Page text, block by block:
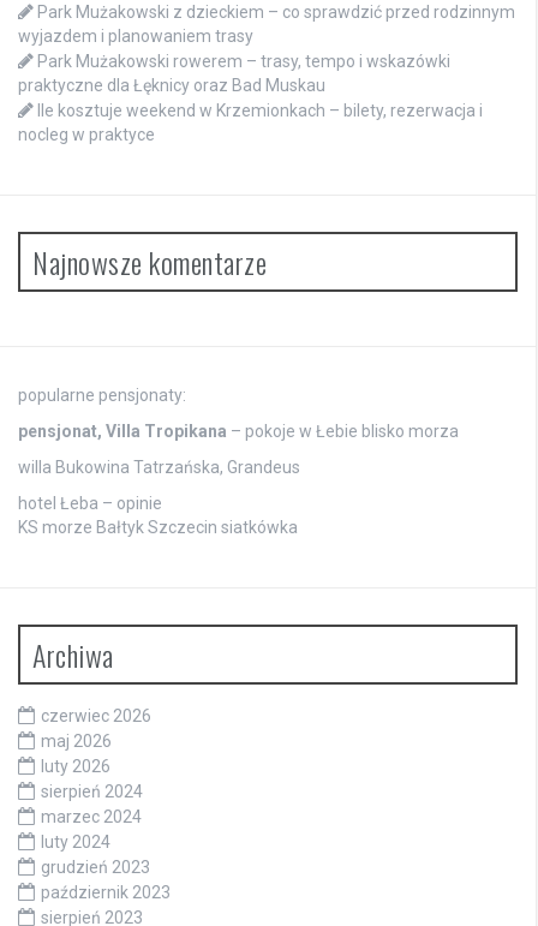
Park Mużakowski z dzieckiem – co sprawdzić przed rodzinnym
wyjazdem i planowaniem trasy
Park Mużakowski rowerem – trasy, tempo i wskazówki
praktyczne dla Łęknicy oraz Bad Muskau
Ile kosztuje weekend w Krzemionkach – bilety, rezerwacja i
nocleg w praktyce
Najnowsze komentarze
popularne pensjonaty:
pensjonat, Villa Tropikana – pokoje w Łebie blisko morza
willa Bukowina Tatrzańska, Grandeus
hotel Łeba – opinie
KS morze Bałtyk Szczecin siatkówka
Archiwa
czerwiec 2026
maj 2026
luty 2026
sierpień 2024
marzec 2024
luty 2024
grudzień 2023
październik 2023
sierpień 2023